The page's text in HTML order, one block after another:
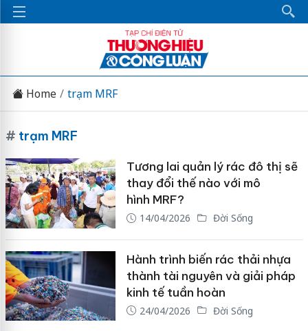
Home trạm MRF
# trạm MRF
Tương lai quản lý rác đô thị sẽ
thay đổi thế nào với mô
hình MRF?
14/04/2026 Đời Sống
Hành trình biến rác thải nhựa
thành tài nguyên và giải pháp
kinh tế tuần hoàn
24/04/2026 Đời Sống